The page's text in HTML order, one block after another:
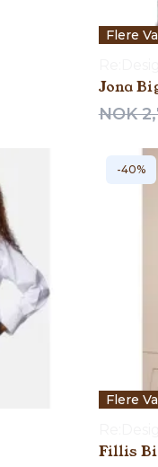
Flere
Jona
NOK
-40%
Flere
Fillis